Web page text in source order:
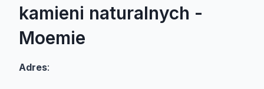
kamieni naturalnych -
Moemie
Adres: